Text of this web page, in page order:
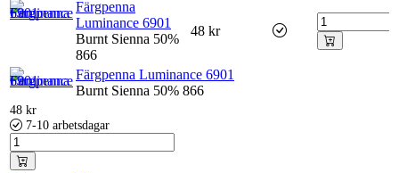
Färgpenna
Luminance 6901
Burnt Sienna 50%
866
48 kr
Färgpenna Luminance 6901
Burnt Sienna 50% 866
48 kr
7-10 arbetsdagar